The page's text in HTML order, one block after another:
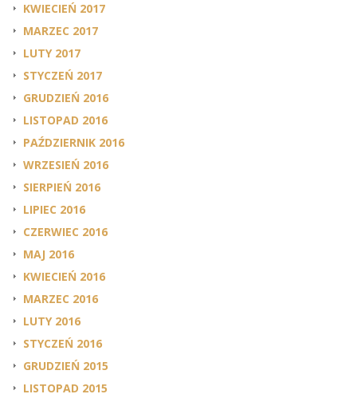
KWIECIEŃ 2017
MARZEC 2017
LUTY 2017
STYCZEŃ 2017
GRUDZIEŃ 2016
LISTOPAD 2016
PAŹDZIERNIK 2016
WRZESIEŃ 2016
SIERPIEŃ 2016
LIPIEC 2016
CZERWIEC 2016
MAJ 2016
KWIECIEŃ 2016
MARZEC 2016
LUTY 2016
STYCZEŃ 2016
GRUDZIEŃ 2015
LISTOPAD 2015